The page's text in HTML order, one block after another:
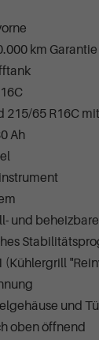
km Garantie
215/65 R16C
Ah
und
(Kühlergrill
und
oben öffnend